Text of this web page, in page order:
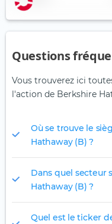
Questions
Vous trouverez ici
l'action de Berkshire
Où se trouve le
Hathaway (B) ?
Dans quel secteur
Hathaway (B) ?
Quel est le ticker